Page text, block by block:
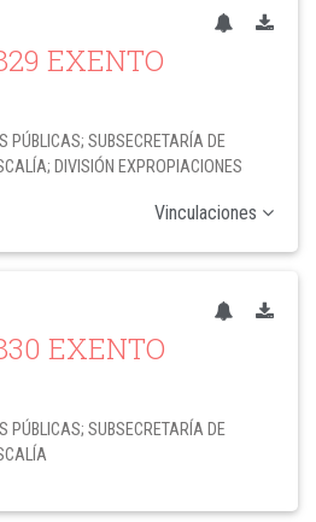
EXENTO
PÚBLICAS; SUBSECRETARÍA DE
DIVISIÓN EXPROPIACIONES
Vinculaciones
EXENTO
PÚBLICAS; SUBSECRETARÍA DE